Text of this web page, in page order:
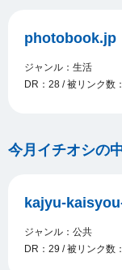
photobook.jp
ジャンル：生活
DR：28 / 被リンク数
今月イチオシの
kajyu-
ジャンル：公共
DR：29 / 被リンク数